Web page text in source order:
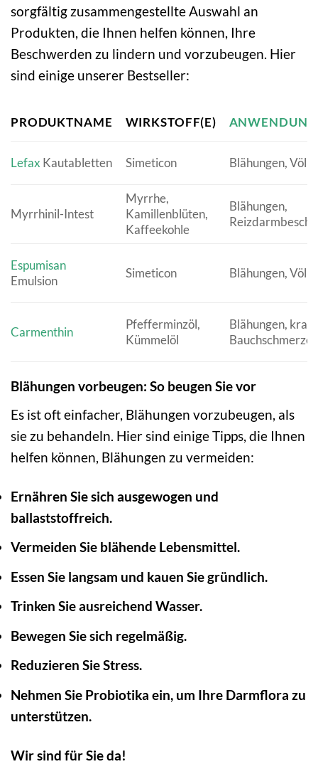
sorgfältig zusammengestellte Auswahl an
Produkten, die Ihnen helfen können, Ihre
Beschwerden zu lindern und vorzubeugen. Hier
sind einige unserer Bestseller:
PRODUKTNAME WIRKSTOFF(E)
Lefax Kautabletten Simeticon Blähungen,
Myrrhinil-Intest
Myrrhe,
Kamillenblüten,
Kaffeekohle
Blähungen,
Espumisan
Emulsion
Simeticon Blähungen,
Carmenthin
Pfefferminzöl,
Kümmelöl
Blähungen,
Bauchschmerzen
Blähungen vorbeugen: So beugen Sie vor
Es ist oft einfacher, Blähungen vorzubeugen, als
sie zu behandeln. Hier sind einige Tipps, die Ihnen
helfen können, Blähungen zu vermeiden:
Ernähren Sie sich ausgewogen und
ballaststoffreich.
Vermeiden Sie blähende Lebensmittel.
Essen Sie langsam und kauen Sie gründlich.
Trinken Sie ausreichend Wasser.
Bewegen Sie sich regelmäßig.
Reduzieren Sie Stress.
Nehmen Sie Probiotika ein, um Ihre Darmflora zu
unterstützen.
Wir sind für Sie da!